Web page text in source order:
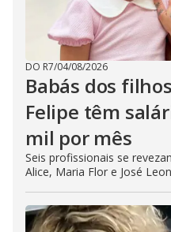
DO R7/04/08/2026
Babás dos
Felipe têm
mil por mês
Seis profissionais se
Alice, Maria Flor e José